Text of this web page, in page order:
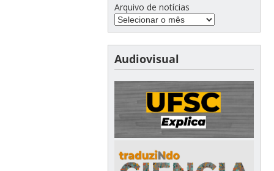
Arquivo de notícias
Audiovisual